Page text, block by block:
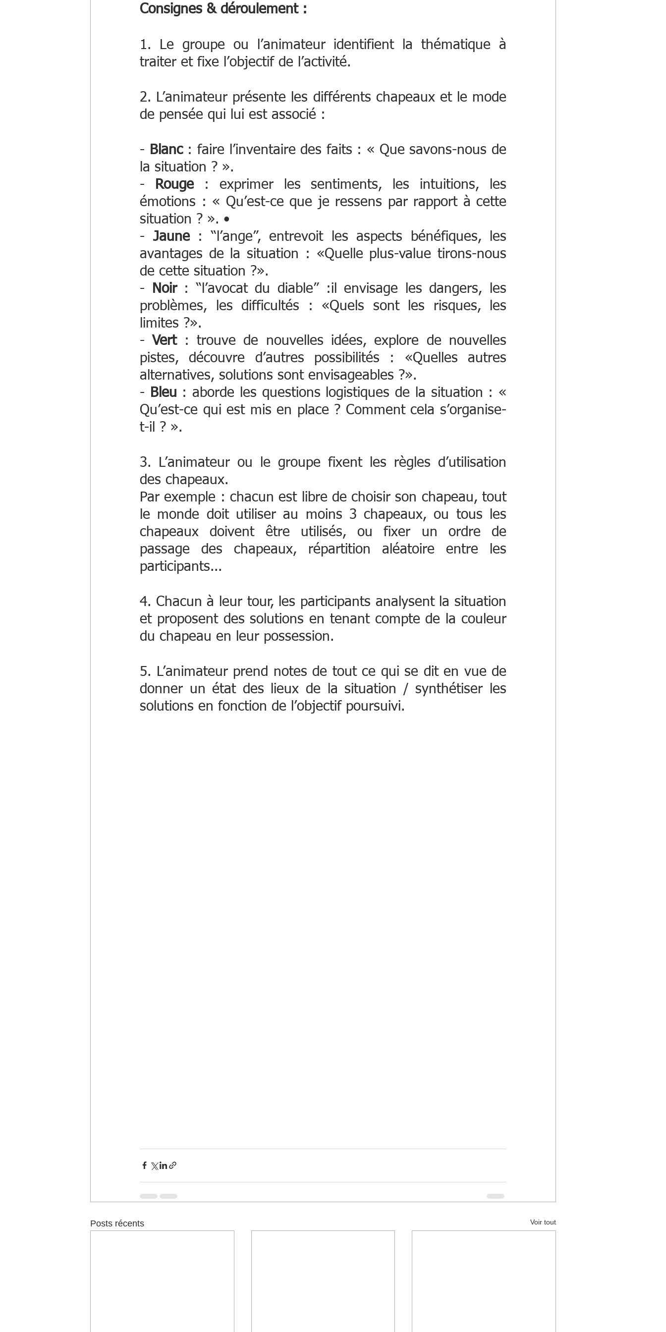
Consignes & déroulement :
1. Le groupe ou l’animateur identifient la thématique à
traiter et fixe l’objectif de l’activité.
2. L’animateur présente les différents chapeaux et le mode
de pensée qui lui est associé :
- Blanc : faire l’inventaire des faits : « Que savons-nous de
la situation ? ».
-
Rouge : exprimer les sentiments, les intuitions, les
émotions : « Qu’est-ce que je ressens par rapport à cette
situation ? ». •
- Jaune : “l’ange”, entrevoit les aspects bénéfiques, les
avantages de la situation : «Quelle plus-value tirons-nous
de cette situation ?».
-
Noir : “l’avocat du diable” :il envisage les dangers, les
problèmes, les difficultés : «Quels sont les risques, les
limites ?».
- Vert : trouve de nouvelles idées, explore de nouvelles
pistes, découvre d’autres possibilités : «Quelles autres
alternatives, solutions sont envisageables ?».
-
Bleu : aborde les questions logistiques de la situation : «
Qu’est-ce qui est mis en place ? Comment cela s’organise-
t-il ? ».
3. L’animateur ou le groupe fixent les règles d’utilisation
des chapeaux.
Par exemple : chacun est libre de choisir son chapeau, tout
le monde doit utiliser au moins 3 chapeaux, ou tous les
chapeaux doivent être utilisés, ou fixer un ordre de
passage des chapeaux, répartition aléatoire entre les
participants...
4. Chacun à leur tour, les participants analysent la situation
et proposent des solutions en tenant compte de la couleur
du chapeau en leur possession.
5. L’animateur prend notes de tout ce qui se dit en vue de
donner un état des lieux de la situation / synthétiser les
solutions en fonction de l’objectif poursuivi.
Posts récents Voir tout